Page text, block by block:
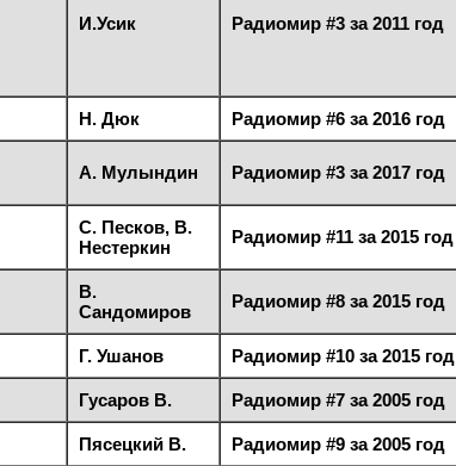
И.Усик Радиомир #3 за 2011 год
Н. Дюк Радиомир #6 за 2016 год
А. Мулындин Радиомир #3 за 2017 год
С. Песков, В.
Нестеркин
Радиомир #11 за 2015 год
В.
Сандомиров
Радиомир #8 за 2015 год
Г. Ушанов Радиомир #10 за 2015 год
Гусаров В. Радиомир #7 за 2005 год
Пясецкий В. Радиомир #9 за 2005 год